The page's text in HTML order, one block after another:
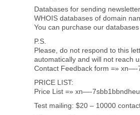
Databases for sending
WHOIS databases of domain
You can purchase our
P.S.
Please, do not respond to this
automatically and will not reach
Contact Feedback form =»
PRICE LIST:
Price List =» xn—-
Test mailing: $20 – 10000